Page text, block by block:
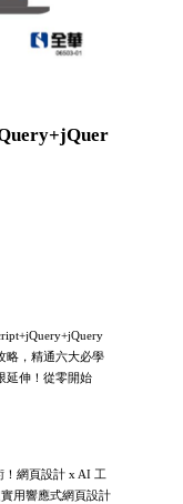
略，精通六大必學
延伸！從零開始
！網頁設計 x AI 工
用響應式網頁設計